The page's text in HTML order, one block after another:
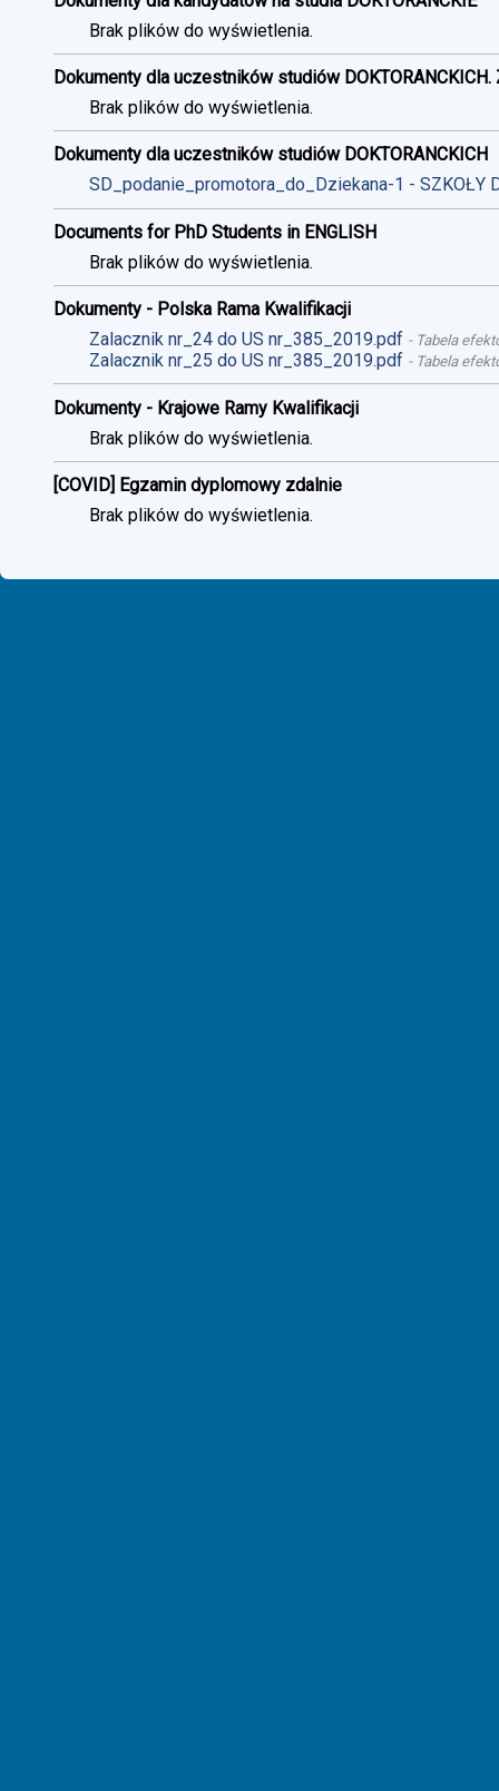
Brak plików do wyświetlenia.
Dokumenty dla uczestników studiów
Brak plików do wyświetlenia.
Dokumenty dla uczestników studiów DOKTORANCKICH
SD_podanie_promotora_do_Dziekana-1 - SZKOŁY
Documents for PhD Students in ENGLISH
Brak plików do wyświetlenia.
Dokumenty - Polska Rama Kwalifikacji
Zalacznik nr_24 do US nr_385_2019.pdf - Tabela
Zalacznik nr_25 do US nr_385_2019.pdf - Tabela
Dokumenty - Krajowe Ramy Kwalifikacji
Brak plików do wyświetlenia.
[COVID] Egzamin dyplomowy zdalnie
Brak plików do wyświetlenia.